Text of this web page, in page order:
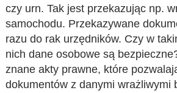
czy urn. Tak jest przekazując np.
samochodu. Przekazywane
razu do rak urzędników. Czy w
nich dane osobowe są
znane akty prawne, które
dokumentów z danymi wrażliwymi